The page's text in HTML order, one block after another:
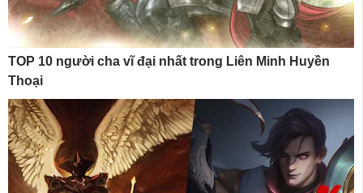
TOP 10 người cha vĩ đại nhất trong Liên Minh Huyền
Thoại